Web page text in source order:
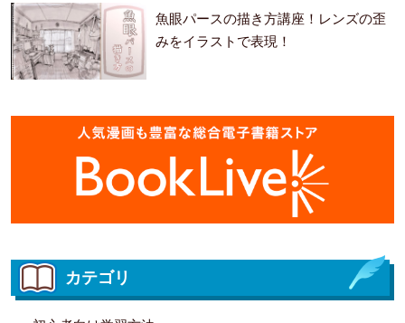
魚眼パースの描き方講座！レンズの歪
みをイラストで表現！
カテゴリ